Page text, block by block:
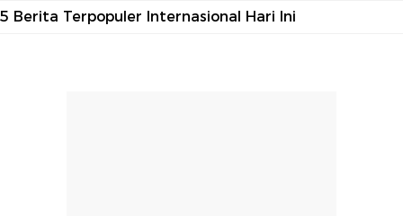
5 Berita Terpopuler Internasional Hari Ini